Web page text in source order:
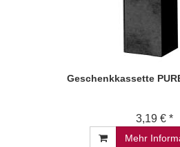
Geschenkkassette
3,19 € *
Mehr